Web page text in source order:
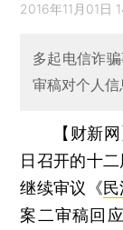
2016年11月01日
多起电信诈
审稿对个人
【财新
日召开的十
继续审议《
案二审稿回